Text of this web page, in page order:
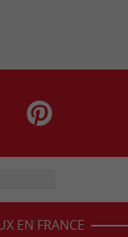
EN FRANCE